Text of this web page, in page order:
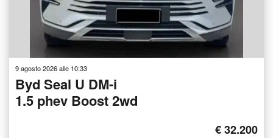
9 agosto 2026 alle 10:33
Byd Seal U DM-i
1.5 phev Boost 2wd
€ 32.200